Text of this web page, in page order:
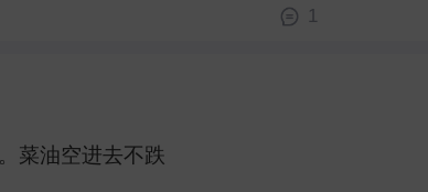
1
菜油空进去不跌